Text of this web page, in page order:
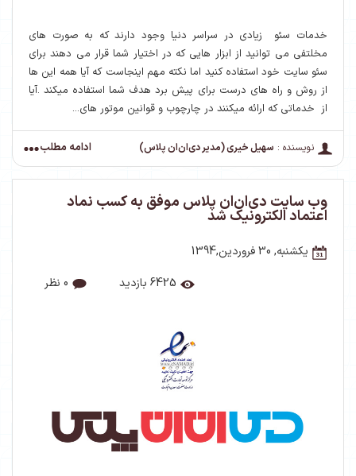
خدمات سئو زیادی در سراسر دنیا وجود دارند که به صورت های
مخلتفی می توانید از ابزار هایی که در اختیار شما قرار می دهند برای
سئو سایت خود استفاده کنید اما نکته مهم اینجاست که آیا همه این ها
از روش و راه های درست برای پیش برد هدف شما استفاده میکند .آیا
از خدماتی که ارائه میکنند در چارچوب و قوانین موتور های...
نویسنده : سهیل خیری (مدیر دی‌ان‌ان پلاس) ادامه مطلب
وب سایت دی‌ان‌ان پلاس موفق به کسب نماد
اعتماد الکترونیک شد
یکشنبه, 30 فروردین,1394